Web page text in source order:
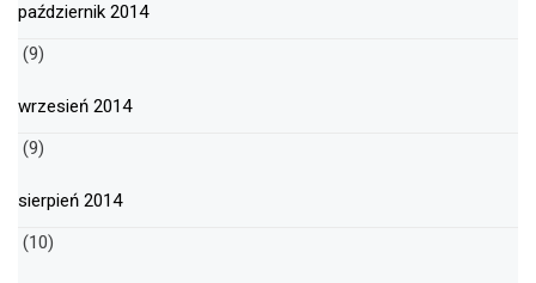
październik 2014
(9)
wrzesień 2014
(9)
sierpień 2014
(10)